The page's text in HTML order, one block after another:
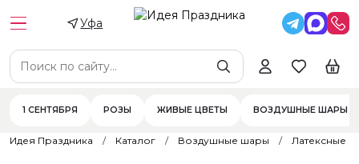
Уфа
1 СЕНТЯБРЯ РОЗЫ ЖИВЫЕ ЦВЕТЫ ВОЗДУШНЫЕ ШАРЫ
Идея Праздника Каталог Воздушные шары Латексные